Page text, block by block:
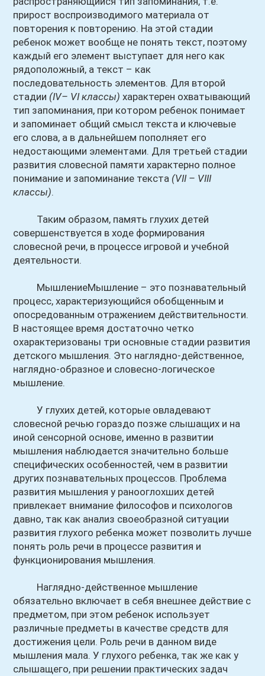
прирост воспроизводимого материала от
повторения к повторению. На этой стадии
ребенок может вообще не понять текст, поэтому
каждый его элемент выступает для него как
рядоположный, а текст – как
последовательность элементов. Для второй
стадии (IV– VI классы) характерен охватывающий
тип запоминания, при котором ребенок понимает
и запоминает общий смысл текста и ключевые
его слова, а в дальнейшем пополняет его
недостающими элементами. Для третьей стадии
развития словесной памяти характерно полное
понимание и запоминание текста (VII – VIII
классы).
Таким образом, память глухих детей
совершенствуется в ходе формирования
словесной речи, в процессе игровой и учебной
деятельности.
МышлениеМышление – это познавательный
процесс, характеризующийся обобщенным и
опосредованным отражением действительности.
В настоящее время достаточно четко
охарактеризованы три основные стадии развития
детского мышления. Это наглядно-действенное,
наглядно-образное и словесно-логическое
мышление.
У глухих детей, которые овладевают
словесной речью гораздо позже слышащих и на
иной сенсорной основе, именно в развитии
мышления наблюдается значительно больше
специфических особенностей, чем в развитии
других познавательных процессов. Проблема
развития мышления у ранооглохших детей
привлекает внимание философов и психологов
давно, так как анализ своеобразной ситуации
развития глухого ребенка может позволить лучше
понять роль речи в процессе развития и
функционирования мышления.
Наглядно-действенное мышление
обязательно включает в себя внешнее действие с
предметом, при этом ребенок использует
различные предметы в качестве средств для
достижения цели. Роль речи в данном виде
мышления мала. У глухого ребенка, так же как у
слышащего, при решении практических задач